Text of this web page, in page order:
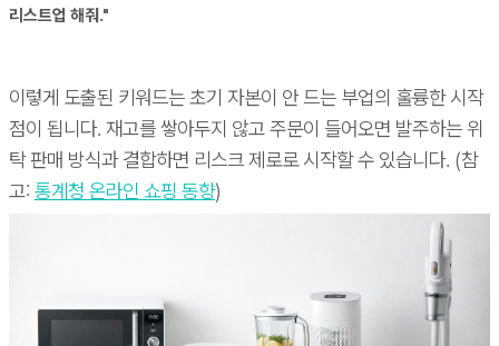
리스트업 해줘."
이렇게 도출된 키워드는 초기 자본이 안 드는 부업의 훌륭한 시작
점이 됩니다. 재고를 쌓아두지 않고 주문이 들어오면 발주하는 위
탁 판매 방식과 결합하면 리스크 제로로 시작할 수 있습니다. (참
고: 통계청 온라인 쇼핑 동향)